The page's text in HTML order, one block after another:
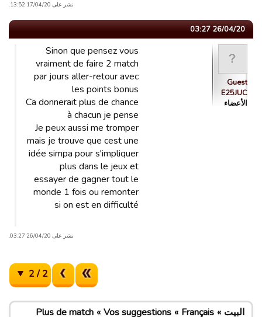
نشر على 17/04/20 13:52.
26/04/20 03:27
Guest
E25JUC
الأعضاء
Sinon que pensez vous
vraiment de faire 2 match
par jours aller-retour avec
les points bonus
Ca donnerait plus de chance
à chacun je pense
Je peux aussi me tromper
mais je trouve que cest une
idée simpa pour s'impliquer
plus dans le jeux et
essayer de gagner tout le
monde 1 fois ou remonter
si on est en difficulté
نشر على 26/04/20 03:27.
2 / 2
البيت Français
Vos suggestions
Plus de match